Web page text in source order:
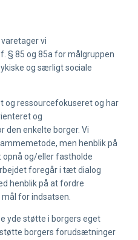
vi
§ 85 og 85a for målgruppen
og særligt sociale
og ressourcefokuseret og har
og
enkelte borger. Vi
men henblik på
opnå og/eller fastholde
foregår i tæt dialog
henblik på at fordre
for indsatsen.
yde støtte i borgers eget
borgers forudsætninger